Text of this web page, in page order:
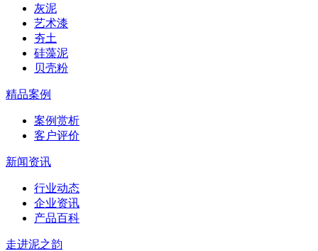
灰泥
艺术漆
夯土
硅藻泥
贝壳粉
精品案例
案例赏析
客户评价
新闻资讯
行业动态
企业资讯
产品百科
走进泥之韵